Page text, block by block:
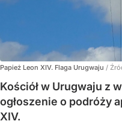
Papież Leon XIV. Flaga Urugwaju /
Kościół w Urugwaju z
ogłoszenie o podróży
XIV.